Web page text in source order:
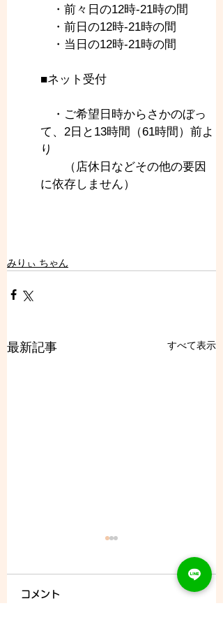
・前々日の12時-21時の間
・前日の12時-21時の間
・当日の12時-21時の間
■ネット受付
・ご希望日時からさかのぼっ
て、2日と13時間（61時間）前よ
り
（店休日などその他の要因
に依存しません）
みりぃ ちゃん
最新記事 すべて表示
コメント